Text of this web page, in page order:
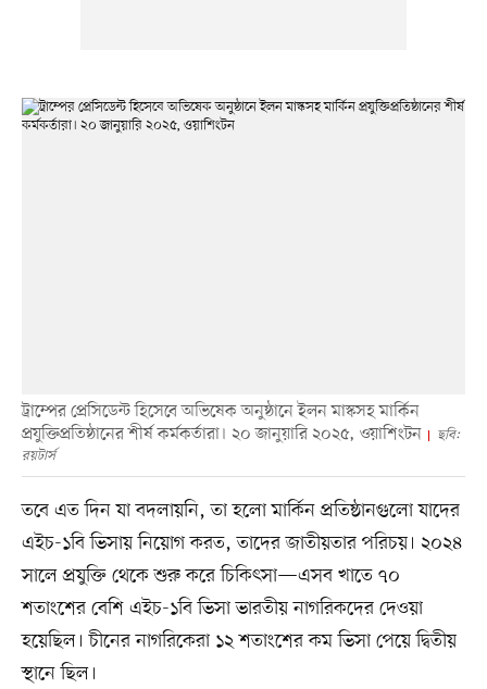
ট্রাম্পের প্রেসিডেন্ট হিসেবে অভিষেক অনুষ্ঠানে ইলন মাস্কসহ মার্কিন
প্রযুক্তিপ্রতিষ্ঠানের শীর্ষ কর্মকর্তারা। ২০ জানুয়ারি ২০২৫, ওয়াশিংটন
ছবি:
রয়টার্স
তবে এত দিন যা বদলায়নি, তা হলো মার্কিন প্রতিষ্ঠানগুলো যাদের
এইচ-১বি ভিসায় নিয়োগ করত, তাদের জাতীয়তার পরিচয়। ২০২৪
সালে প্রযুক্তি থেকে শুরু করে চিকিৎসা—এসব খাতে ৭০
শতাংশের বেশি এইচ-১বি ভিসা ভারতীয় নাগরিকদের দেওয়া
হয়েছিল। চীনের নাগরিকেরা ১২ শতাংশের কম ভিসা পেয়ে দ্বিতীয়
স্থানে ছিল।